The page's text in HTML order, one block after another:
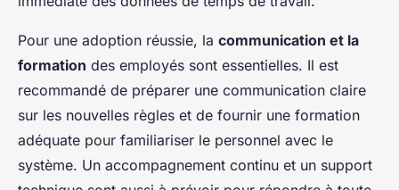
Pour une adoption réussie, la communication et la
formation des employés sont essentielles. Il est
recommandé de préparer une communication claire
sur les nouvelles règles et de fournir une formation
adéquate pour familiariser le personnel avec le
système. Un accompagnement continu et un support